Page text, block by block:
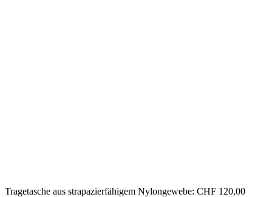
Tragetasche aus strapazierfähigem Nylongewebe: CHF 120,00